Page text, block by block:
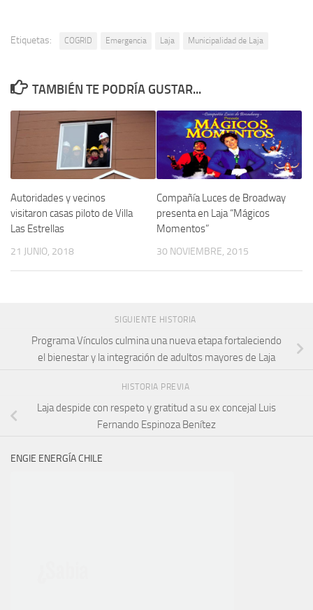
Etiquetas: COGRID Emergencia Laja Municipalidad de Laja
TAMBIÉN TE PODRÍA GUSTAR...
Autoridades y vecinos
visitaron casas piloto de Villa
Las Estrellas
21 JUNIO, 2018
Compañía Luces de Broadway
presenta en Laja “Mágicos
Momentos”
30 NOVIEMBRE, 2015
SIGUIENTE HISTORIA
Programa Vínculos culmina una nueva etapa fortaleciendo
el bienestar y la integración de adultos mayores de Laja
HISTORIA PREVIA
Laja despide con respeto y gratitud a su ex concejal Luis
Fernando Espinoza Benítez
ENGIE ENERGÍA CHILE